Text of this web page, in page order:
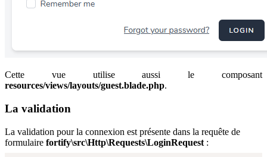
Cette vue utilise aussi le composant
resources/views/layouts/guest.blade.php.
La validation
La validation pour la connexion est présente dans la requête de
formulaire fortify\src\Http\Requests\LoginRequest :